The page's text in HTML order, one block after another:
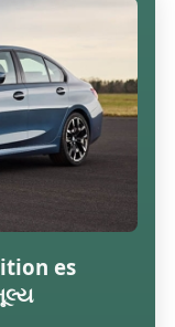
es